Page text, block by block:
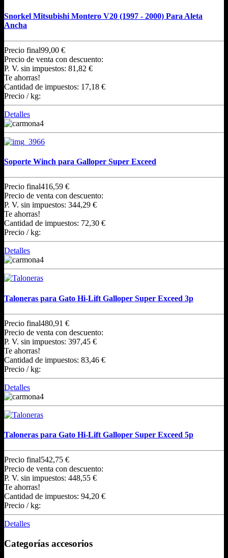
Snorkel Mitsubishi Montero V20 (1997 - 2000) Para Aleta
Ancha
Precio final99,00 €
Precio de venta con descuento:
P. V. sin impuestos: 81,82 €
Te ahorras!
Cantidad de impuestos: 17,18 €
Precio / kg:
Detalles
Soporte Winch para Galloper Super Exceed
Precio final416,59 €
Precio de venta con descuento:
P. V. sin impuestos: 344,29 €
Te ahorras!
Cantidad de impuestos: 72,30 €
Precio / kg:
Detalles
Taloneras para Gato Hi-Lift Galloper Super Exceed 3p
Precio final480,91 €
Precio de venta con descuento:
P. V. sin impuestos: 397,45 €
Te ahorras!
Cantidad de impuestos: 83,46 €
Precio / kg:
Detalles
Taloneras para Gato Hi-Lift Galloper Super Exceed 5p
Precio final542,75 €
Precio de venta con descuento:
P. V. sin impuestos: 448,55 €
Te ahorras!
Cantidad de impuestos: 94,20 €
Precio / kg:
Detalles
Categorías accesorios